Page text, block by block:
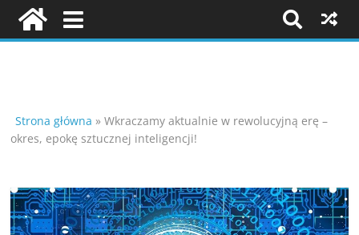
Strona główna »Wkraczamy aktualnie w rewolucyjną erę –
okres, epokę sztucznej inteligencji!